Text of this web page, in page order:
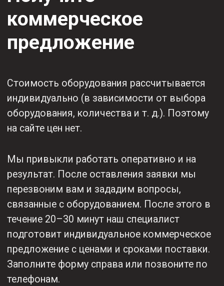
Я согласен сПолитикой
конфиденциальности
Приобретая любой
товар KEMPPI у нас,
вы получаете:
Гарантию до
2 лет + 1 год
в подарок
Надежное
сертифицированное
оборудование